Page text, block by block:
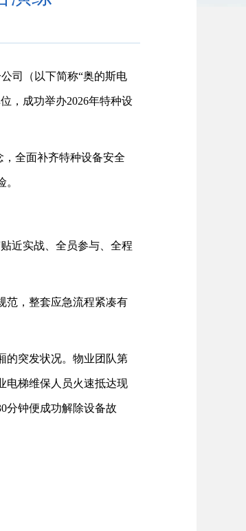
司（以下简称“奥的斯电
，成功举办2026年特种设
，全面补齐特种设备安全
近实战、全员参与、全程
范，整套应急流程紧凑有
的突发状况。物业团队第
电梯维保人员火速抵达现
分钟便成功解除设备故